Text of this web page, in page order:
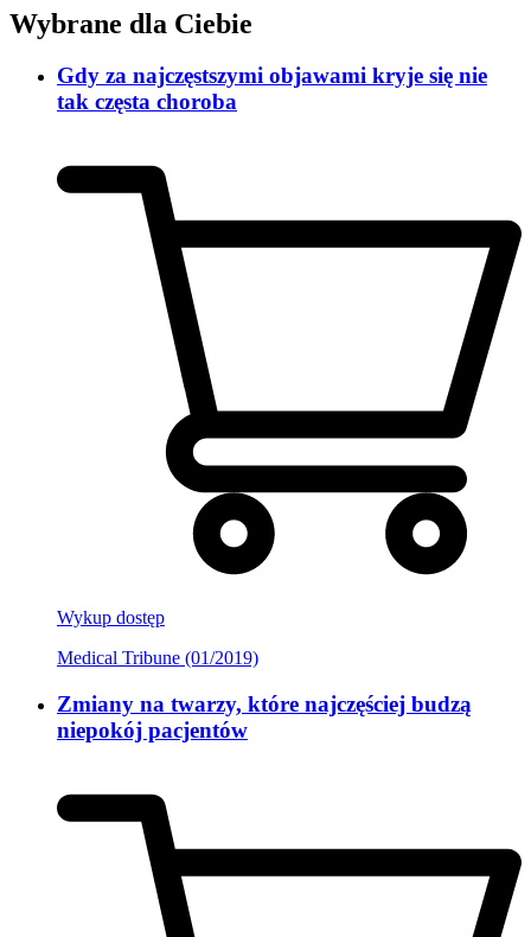
Wybrane dla Ciebie
Gdy za najczęstszymi objawami kryje się nie
tak częsta choroba
Wykup dostęp
Medical Tribune (01/2019)
Zmiany na twarzy, które najczęściej budzą
niepokój pacjentów